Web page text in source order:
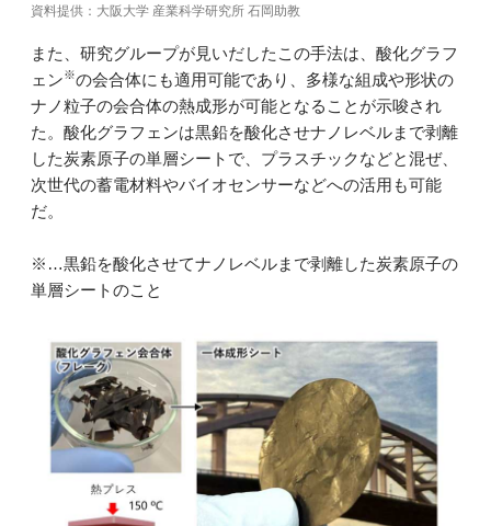
資料提供：大阪大学 産業科学研究所 石岡助教
また、研究グループが見いだしたこの手法は、酸化グラフ
ェン※の会合体にも適用可能であり、多様な組成や形状の
ナノ粒子の会合体の熱成形が可能となることが示唆され
た。酸化グラフェンは黒鉛を酸化させナノレベルまで剥離
した炭素原子の単層シートで、プラスチックなどと混ぜ、
次世代の蓄電材料やバイオセンサーなどへの活用も可能
だ。
※…黒鉛を酸化させてナノレベルまで剥離した炭素原子の
単層シートのこと